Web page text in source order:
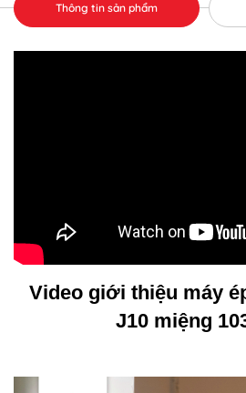
Thông tin sản phẩm
Video giới thiệu máy
J10 miệng